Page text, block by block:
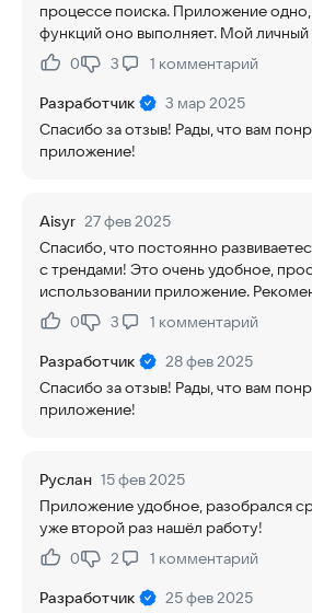
процессе поиска. Приложение
функций оно выполняет. Мой
Нравится:
0Не нравится:
3 1 комментарий
Разработчик
3 мар 2025
Спасибо за отзыв! Рады, что вам
приложение!
Aisyr 27 фев 2025
Спасибо, что постоянно
с трендами! Это очень удобное,
использовании приложение.
Нравится:
0Не нравится:
3 1 комментарий
Разработчик
28 фев 2025
Спасибо за отзыв! Рады, что вам
приложение!
Руслан 15 фев 2025
Приложение удобное, разобрался
уже второй раз нашёл работу!
Нравится:
0Не нравится:
2 1 комментарий
Разработчик
25 фев 2025